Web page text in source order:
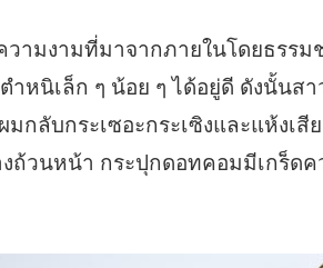
ามงามที่มาจากภายในโดยธรร
หนิเล็ก ๆ น้อย ๆ ได้อยู่ดี ดังนั้นส
ลับกระเซอะกระเซิงและแห้งเ
ถ้วนหน้า กระปุกดอทคอมมีเกร็ด